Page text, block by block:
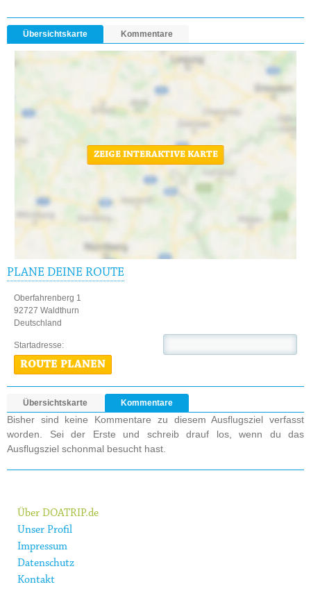
Übersichtskarte Kommentare
ZEIGE INTERAKTIVE KARTE
PLANE DEINE ROUTE
Oberfahrenberg 1
92727 Waldthurn
Deutschland
Startadresse:
ROUTE PLANEN
Übersichtskarte Kommentare
Bisher sind keine Kommentare zu diesem Ausflugsziel verfasst
worden. Sei der Erste und schreib drauf los, wenn du das
Ausflugsziel schonmal besucht hast.
Über DOATRIP.de
Unser Profil
Impressum
Datenschutz
Kontakt